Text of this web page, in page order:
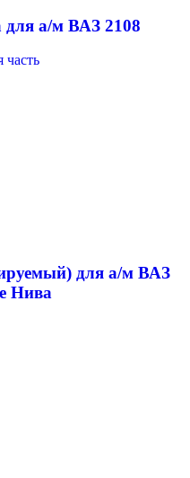
для а/м ВАЗ 2108
часть
для а/м ВАЗ
Нива